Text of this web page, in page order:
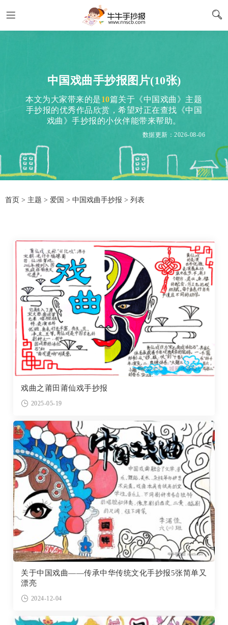
中国戏曲手抄报图片(10张)
本文为大家带来的是10篇关于《中国戏曲》主题
手抄报的优秀作品欣赏，希望对正在查找《中国
戏曲》手抄报的小伙伴能带来帮助。
数据更新：2026-08-06
首页 > 主题 > 爱国 > 中国戏曲手抄报 > 列表
戏曲之莆田莆仙戏手抄报
2025-05-19
关于中国戏曲——传承中华传统文化手抄报5张简单又
漂亮
2024-12-04